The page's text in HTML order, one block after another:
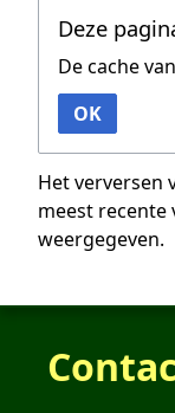
Deze
De cache
OK
Het verversen
meest recente
weergegeven.